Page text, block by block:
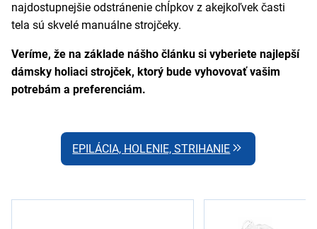
najdostupnejšie odstránenie chĺpkov z akejkoľvek časti
tela sú skvelé manuálne strojčeky.
Veríme, že na základe nášho článku si vyberiete najlepší
dámsky holiaci strojček, ktorý bude vyhovovať vašim
potrebám a preferenciám.
EPILÁCIA, HOLENIE, STRIHANIE